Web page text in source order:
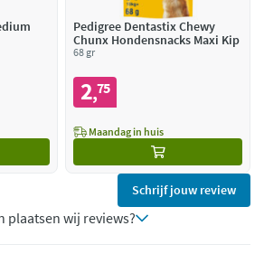
Pedigree Dentastix Chewy
Chunx Hondensnacks Maxi Kip
68 gr
2,75
Maandag in huis
Schrijf jouw review
plaatsen wij reviews?